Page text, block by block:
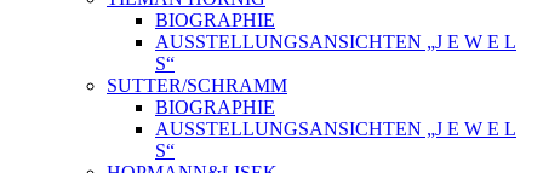
BIOGRAPHIE
AUSSTELLUNGSANSICHTEN „J E W E L
S“
SUTTER/SCHRAMM
BIOGRAPHIE
AUSSTELLUNGSANSICHTEN „J E W E L
S“